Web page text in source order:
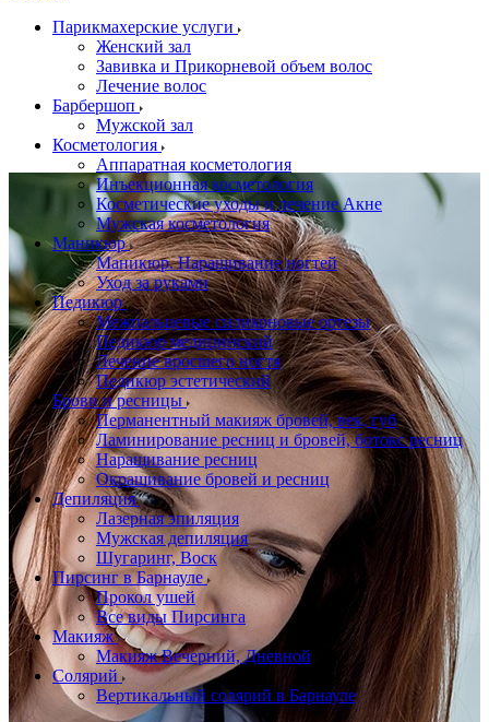
Парикмахерские услуги
Женский зал
Завивка и Прикорневой объем волос
Лечение волос
Барбершоп
Мужской зал
Косметология
Аппаратная косметология
Инъекционная косметология
Косметические уходы и лечение Акне
Мужская косметология
Маникюр
Маникюр. Наращивание ногтей
Уход за руками
Педикюр
Межпальцевые силиконовые ортезы
Педикюр медицинский
Лечение вросшего ногтя
Педикюр эстетический
Брови и ресницы
Перманентный макияж бровей, век, губ
Ламинирование ресниц и бровей, бoтoкс ресниц
Наращивание ресниц
Окрашивание бровей и ресниц
Депиляция
Лазерная эпиляция
Мужская депиляция
Шугаринг, Воск
Пирсинг в Барнауле
Прокол ушей
Все виды Пирсинга
Макияж
Макияж Вечерний, Дневной
Солярий
Вертикальный солярий в Барнауле